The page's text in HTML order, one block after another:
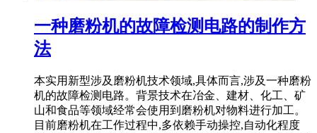
一种磨粉机的故障检测电路的制作方
法
本实用新型涉及磨粉机技术领域,具体而言,涉及一种磨粉
机的故障检测电路。背景技术在冶金、建材、化工、矿
山和食品等领域经常会使用到磨粉机对物料进行加工。
目前磨粉机在工作过程中,多依赖手动操控,自动化程度